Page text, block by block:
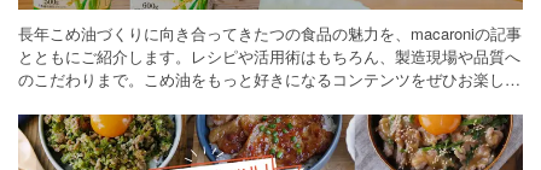
長年こめ油づくりに向き合ってきたつの食品の魅力を、macaroniの記事
とともにご紹介します。レシピや活用術はもちろん、製造現場や品質へ
のこだわりまで。こめ油をもっと好きになるコンテンツをぜひお楽しみ